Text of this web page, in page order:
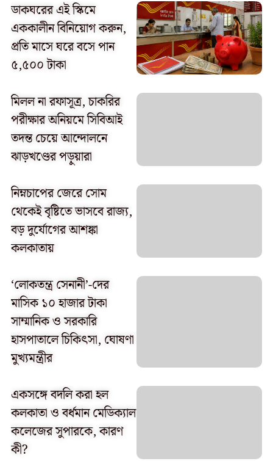
ডাকঘরের এই স্কিমে
এককালীন বিনিয়োগ করুন,
প্রতি মাসে ঘরে বসে পান
৫,৫০০ টাকা
মিলল না রফাসূত্র, চাকরির
পরীক্ষার অনিয়মে সিবিআই
তদন্ত চেয়ে আন্দোলনে
ঝাড়খণ্ডের পড়ুয়ারা
নিম্নচাপের জেরে সোম
থেকেই বৃষ্টিতে ভাসবে রাজ্য,
বড় দুর্যোগের আশঙ্কা
কলকাতায়
‘লোকতন্ত্র সেনানী’-দের
মাসিক ১০ হাজার টাকা
সাম্মানিক ও সরকারি
হাসপাতালে চিকিৎসা, ঘোষণা
মুখ্যমন্ত্রীর
একসঙ্গে বদলি করা হল
কলকাতা ও বর্ধমান মেডিক্যাল
কলেজের সুপারকে, কারণ
কী?